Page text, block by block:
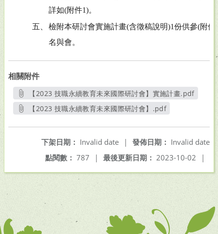
詳如(附件1)。
五、
檢附本研討會實施計畫(含徵稿說明)1份供參(附
名與會。
相關附件
【2023 技職永續教育未來國際研討會】實施計畫.pdf
另開新視窗
【2023 技職永續教育未來國際研討會】.pdf
發佈日期： Invalid date
下架日期： Invalid date
|
最後更新日期： 2023-10-02 |
點閱數： 787 |